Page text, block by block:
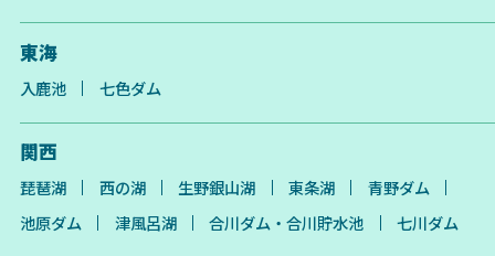
東海
入鹿池 七色ダム
関西
琵琶湖 西の湖 生野銀山湖 東条湖
青野ダム
池原ダム
津風呂湖 合川ダム・合川貯水池 七川ダム